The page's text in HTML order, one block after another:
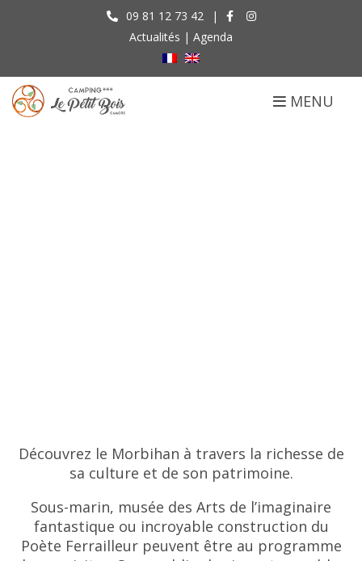
09 81 12 73 42
|
Actualités | Agenda
MENU
Découvrez le Morbihan à travers la richesse de
sa culture et de son patrimoine.
Sous-marin, musée des Arts de l’imaginaire
fantastique ou incroyable construction du
Poète Ferrailleur peuvent être au programme